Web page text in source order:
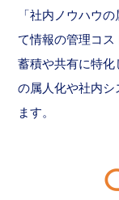
「社内ノウハウ
て情報の管理コ
蓄積や共有に特
の属人化や社内
ます。